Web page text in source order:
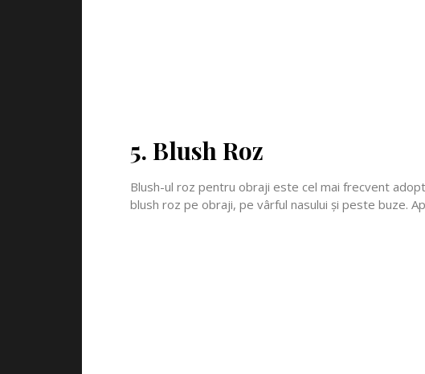
5. Blush Roz
Blush-ul roz pentru obraji este cel mai frecvent
blush roz pe obraji, pe vârful nasului și peste buze.